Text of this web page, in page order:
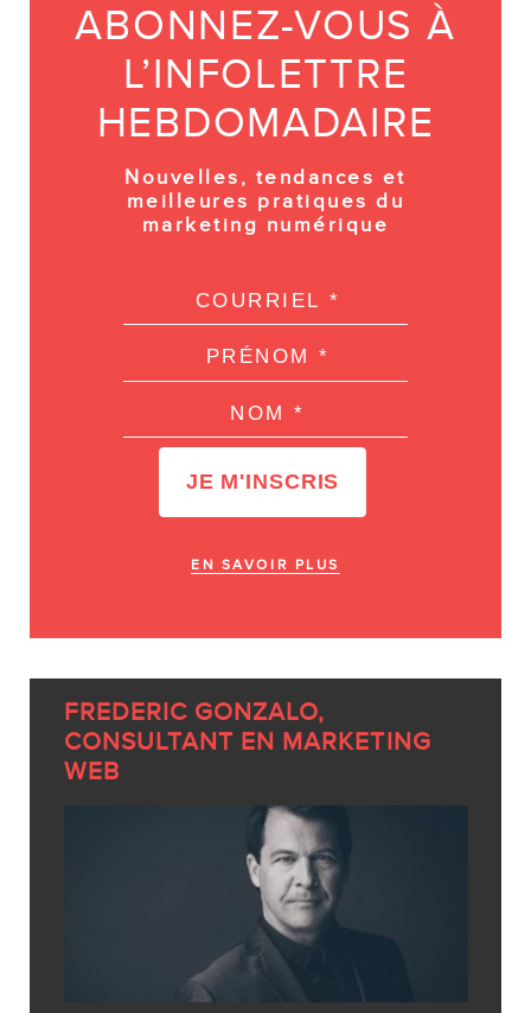
ABONNEZ-VOUS À
L’INFOLETTRE
HEBDOMADAIRE
Nouvelles, tendances et
meilleures pratiques du
marketing numérique
EN SAVOIR PLUS
FREDERIC GONZALO,
CONSULTANT EN MARKETING
WEB